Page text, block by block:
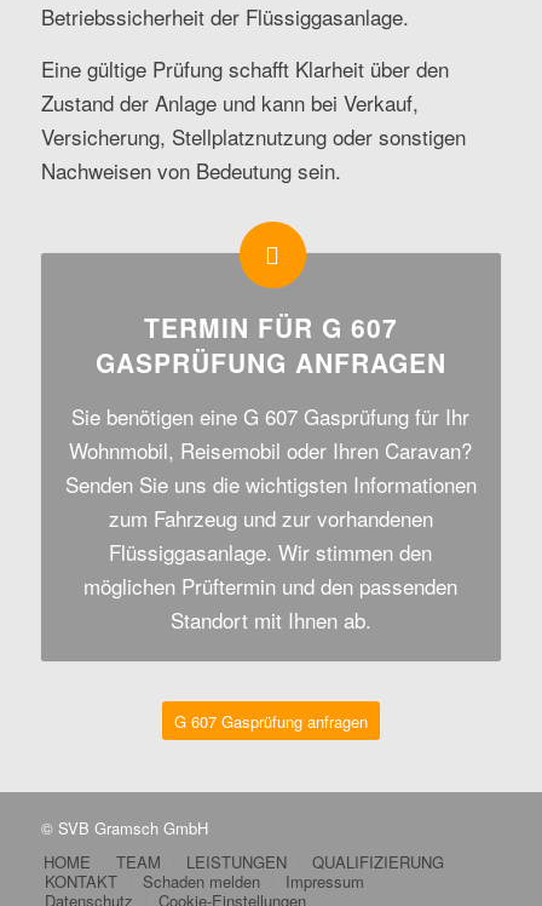
Betriebssicherheit der Flüssiggasanlage.
Eine gültige Prüfung schafft Klarheit über den
Zustand der Anlage und kann bei Verkauf,
Versicherung, Stellplatznutzung oder sonstigen
Nachweisen von Bedeutung sein.
TERMIN FÜR G 607
GASPRÜFUNG ANFRAGEN
Sie benötigen eine G 607 Gasprüfung für Ihr
Wohnmobil, Reisemobil oder Ihren Caravan?
Senden Sie uns die wichtigsten Informationen
zum Fahrzeug und zur vorhandenen
Flüssiggasanlage. Wir stimmen den
möglichen Prüftermin und den passenden
Standort mit Ihnen ab.
G 607 Gasprüfung anfragen
© SVB Gramsch GmbH
HOME
TEAM LEISTUNGEN
QUALIFIZIERUNG
KONTAKT
Schaden melden
Impressum
Datenschutz
Cookie-Einstellungen